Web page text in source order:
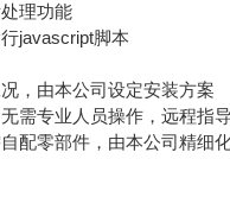
理功能
javascript脚本
由本公司设定安装方案
专业人员操作，远程指
零部件，由本公司精细